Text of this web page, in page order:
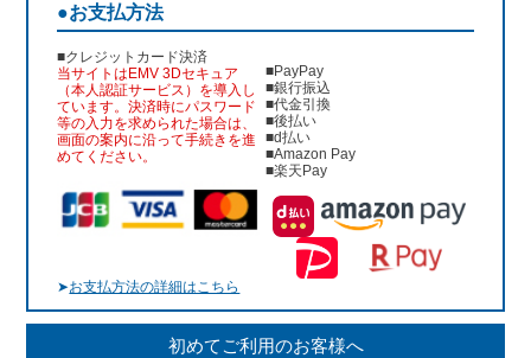
●お支払方法
■クレジットカード決済
当サイトはEMV 3Dセキュア
（本人認証サービス）を導入し
ています。決済時にパスワード
等の入力を求められた場合は、
画面の案内に沿って手続きを進
めてください。
■PayPay
■銀行振込
■代金引換
■後払い
■d払い
■Amazon Pay
■楽天Pay
➤お支払方法の詳細はこちら
初めてご利用のお客様へ